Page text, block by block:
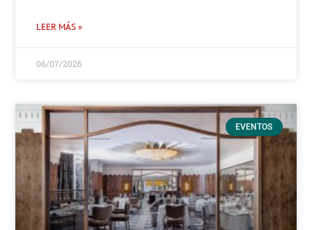
LEER MÁS »
06/07/2026
EVENTOS